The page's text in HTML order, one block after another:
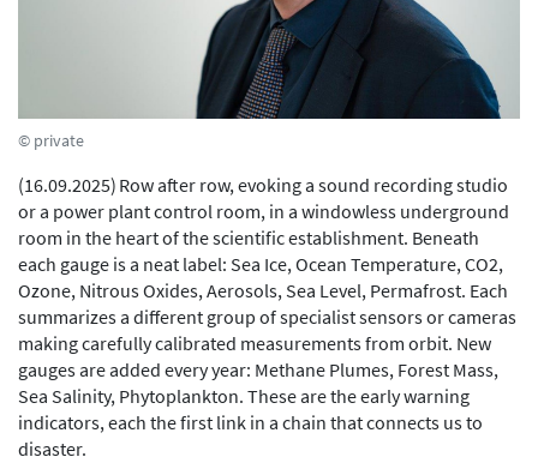
© private
(16.09.2025) Row after row, evoking a sound recording studio
or a power plant control room, in a windowless underground
room in the heart of the scientific establishment. Beneath
each gauge is a neat label: Sea Ice, Ocean Temperature, CO2,
Ozone, Nitrous Oxides, Aerosols, Sea Level, Permafrost. Each
summarizes a different group of specialist sensors or cameras
making carefully calibrated measurements from orbit. New
gauges are added every year: Methane Plumes, Forest Mass,
Sea Salinity, Phytoplankton. These are the early warning
indicators, each the first link in a chain that connects us to
disaster.